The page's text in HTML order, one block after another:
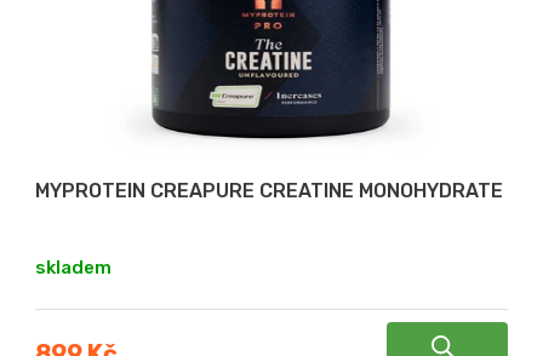
MYPROTEIN CREAPURE CREATINE MONOHYDRATE
skladem